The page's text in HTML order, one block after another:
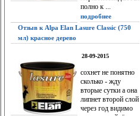
полно к ...
подробнее
Отзыв к Alpa Elan Lasure Classic (750
мл) красное дерево
28-09-2015
сохнет не понятно
сколько - жду
вторые сутки а она
липнет второй слой
через год видимо